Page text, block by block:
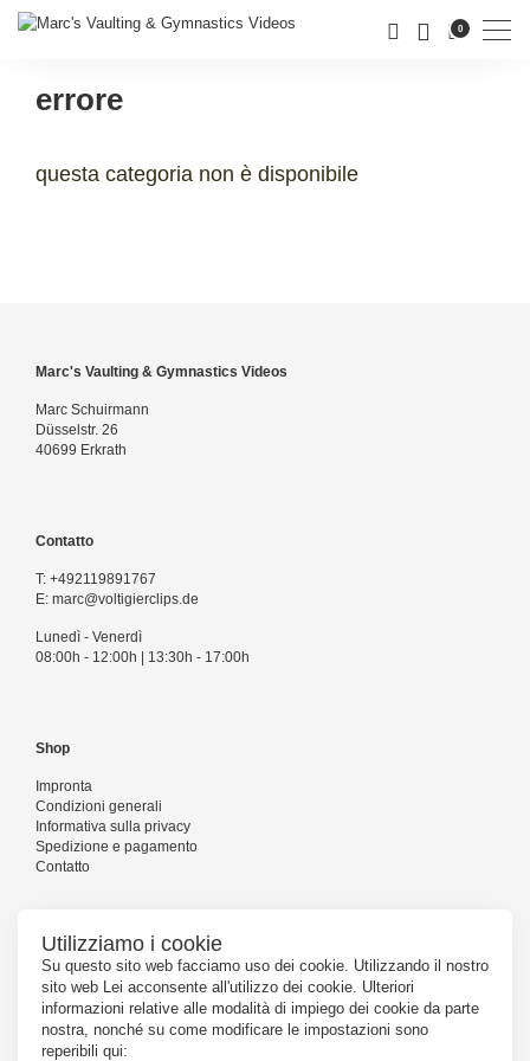
Utilizziamo i cookie
Su questo sito web facciamo uso dei cookie. Utilizzando il nostro
sito web Lei acconsente all'utilizzo dei cookie. Ulteriori
informazioni relative alle modalità di impiego dei cookie da parte
nostra, nonché su come modificare le impostazioni sono
reperibili qui:
0
errore
questa categoria non è disponibile
Marc's Vaulting & Gymnastics Videos
Marc Schuirmann
Düsselstr. 26
40699 Erkrath
Contatto
T: +492119891767
E: marc@voltigierclips.de
Lunedì - Venerdì
08:00h - 12:00h | 13:30h - 17:00h
Shop
Impronta
Condizioni generali
Informativa sulla privacy
Spedizione e pagamento
Contatto
Seguiteci